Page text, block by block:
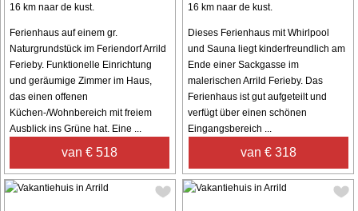
16 km naar de kust.
Ferienhaus auf einem gr.
Naturgrundstück im Feriendorf Arrild
Ferieby. Funktionelle Einrichtung
und geräumige Zimmer im Haus,
das einen offenen
Küchen-/Wohnbereich mit freiem
Ausblick ins Grüne hat. Eine ...
van € 518
16 km naar de kust.
Dieses Ferienhaus mit Whirlpool
und Sauna liegt kinderfreundlich am
Ende einer Sackgasse im
malerischen Arrild Ferieby. Das
Ferienhaus ist gut aufgeteilt und
verfügt über einen schönen
Eingangsbereich ...
van € 318